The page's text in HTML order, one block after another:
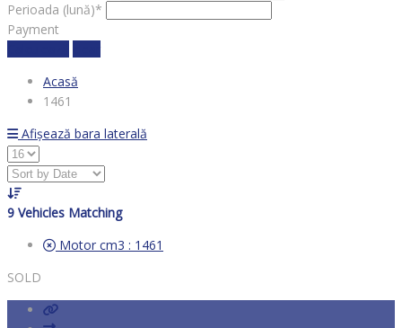
Perioada (lună)*
Payment
Acasă
1461
Afișează bara laterală
9 Vehicles Matching
Motor cm3 : 1461
SOLD